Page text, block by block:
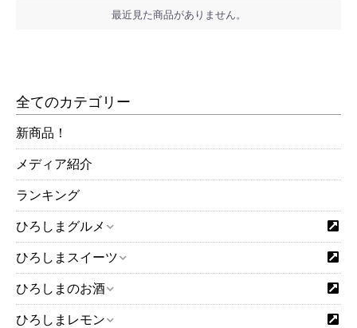
最近見た商品がありません。
全てのカテゴリー
新商品！
メディア紹介
ランキング
ひろしまグルメ
ひろしまスイーツ
ひろしまのお酒
ひろしまレモン